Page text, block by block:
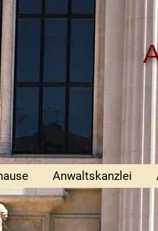
Anwaltskanzlei